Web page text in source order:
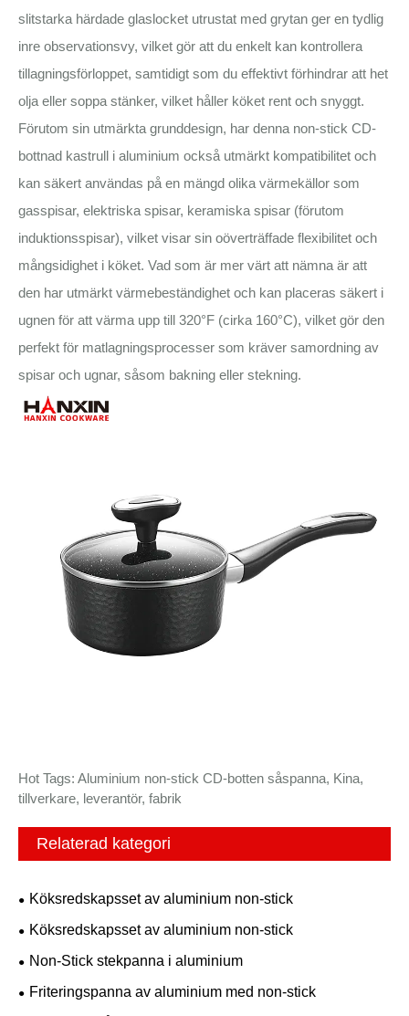
slitstarka härdade glaslocket utrustat med grytan ger en tydlig
inre observationsvy, vilket gör att du enkelt kan kontrollera
tillagningsförloppet, samtidigt som du effektivt förhindrar att het
olja eller soppa stänker, vilket håller köket rent och snyggt.
Förutom sin utmärkta grunddesign, har denna non-stick CD-
bottnad kastrull i aluminium också utmärkt kompatibilitet och
kan säkert användas på en mängd olika värmekällor som
gasspisar, elektriska spisar, keramiska spisar (förutom
induktionsspisar), vilket visar sin oöverträffade flexibilitet och
mångsidighet i köket. Vad som är mer värt att nämna är att
den har utmärkt värmebeständighet och kan placeras säkert i
ugnen för att värma upp till 320°F (cirka 160°C), vilket gör den
perfekt för matlagningsprocesser som kräver samordning av
spisar och ugnar, såsom bakning eller stekning.
Hot Tags: Aluminium non-stick CD-botten såspanna, Kina,
tillverkare, leverantör, fabrik
Relaterad kategori
Köksredskapsset av aluminium non-stick
Köksredskapsset av aluminium non-stick
Non-Stick stekpanna i aluminium
Friteringspanna av aluminium med non-stick